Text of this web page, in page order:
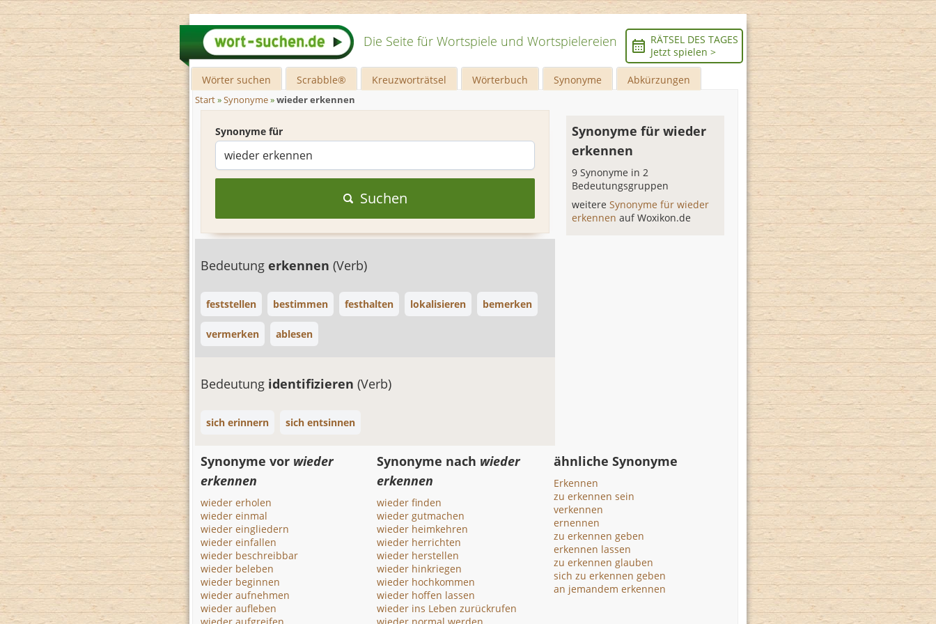
Die Seite für Wortspiele und Wortspielereien
RÄTSEL DES TAGES
Jetzt spielen >
Wörter suchen Scrabble® Kreuzworträtsel Wörterbuch Synonyme Abkürzungen
Start»Synonyme»wieder erkennen
Synonyme für
Suchen
Bedeutung erkennen (Verb)
feststellen bestimmen festhalten lokalisieren bemerken
vermerken ablesen
Bedeutung identifizieren (Verb)
sich erinnern sich entsinnen
Synonyme für wieder
erkennen
9 Synonyme in 2
Bedeutungsgruppen
weitereSynonyme für wieder
erkennenauf Woxikon.de
Synonyme vor wieder
erkennen
wieder erholen
wieder einmal
wieder eingliedern
wieder einfallen
wieder beschreibbar
wieder beleben
wieder beginnen
wieder aufnehmen
wieder aufleben
Synonyme nach wieder
erkennen
wieder finden
wieder gutmachen
wieder heimkehren
wieder herrichten
wieder herstellen
wieder hinkriegen
wieder hochkommen
wieder hoffen lassen
wieder ins Leben zurückrufen
ähnliche Synonyme
Erkennen
zu erkennen sein
verkennen
ernennen
zu erkennen geben
erkennen lassen
zu erkennen glauben
sich zu erkennen geben
an jemandem erkennen